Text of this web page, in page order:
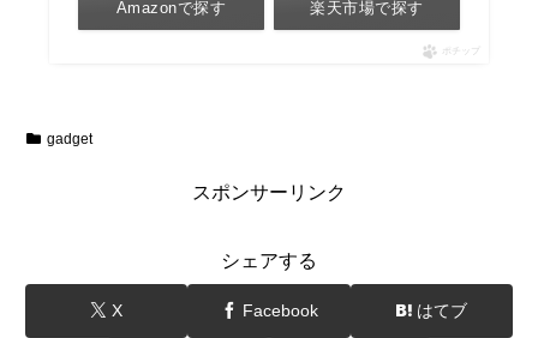
Amazonで探す 楽天市場で探す
ポチップ
gadget
スポンサーリンク
シェアする
X Facebook はてブ